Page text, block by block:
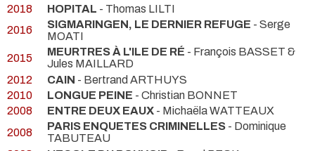
2018
HOPITAL - Thomas LILTI
2016
SIGMARINGEN, LE DERNIER REFUGE - Serge
MOATI
2015
MEURTRES À L'ILE DE RÉ - François BASSET &
Jules MAILLARD
2012
CAIN - Bertrand ARTHUYS
2010
LONGUE PEINE - Christian BONNET
2008
ENTRE DEUX EAUX - Michaëla WATTEAUX
2008
PARIS ENQUETES CRIMINELLES - Dominique
TABUTEAU